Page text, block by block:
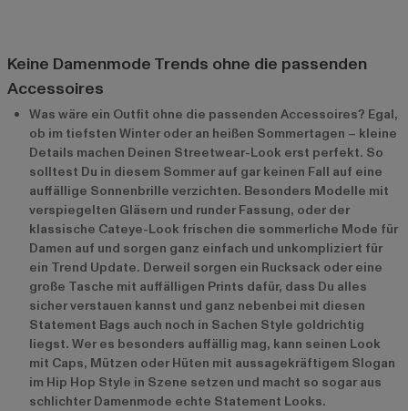
Keine Damenmode Trends ohne die passenden
Accessoires
Was wäre ein Outfit ohne die passenden Accessoires? Egal,
ob im tiefsten Winter oder an heißen Sommertagen – kleine
Details machen Deinen Streetwear-Look erst perfekt. So
solltest Du in diesem Sommer auf gar keinen Fall auf eine
auffällige Sonnenbrille verzichten. Besonders Modelle mit
verspiegelten Gläsern und runder Fassung, oder der
klassische Cateye-Look frischen die sommerliche Mode für
Damen auf und sorgen ganz einfach und unkompliziert für
ein Trend Update. Derweil sorgen ein Rucksack oder eine
große Tasche mit auffälligen Prints dafür, dass Du alles
sicher verstauen kannst und ganz nebenbei mit diesen
Statement Bags auch noch in Sachen Style goldrichtig
liegst. Wer es besonders auffällig mag, kann seinen Look
mit Caps, Mützen oder Hüten mit aussagekräftigem Slogan
im Hip Hop Style in Szene setzen und macht so sogar aus
schlichter Damenmode echte Statement Looks.